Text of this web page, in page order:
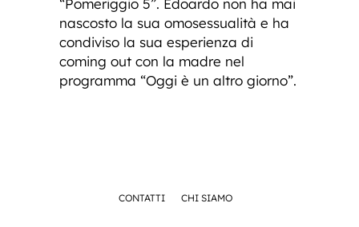
nascosto la sua omosessualità e ha
condiviso la sua esperienza di
coming out con la madre nel
programma “Oggi è un altro giorno”.
CONTATTI CHI SIAMO